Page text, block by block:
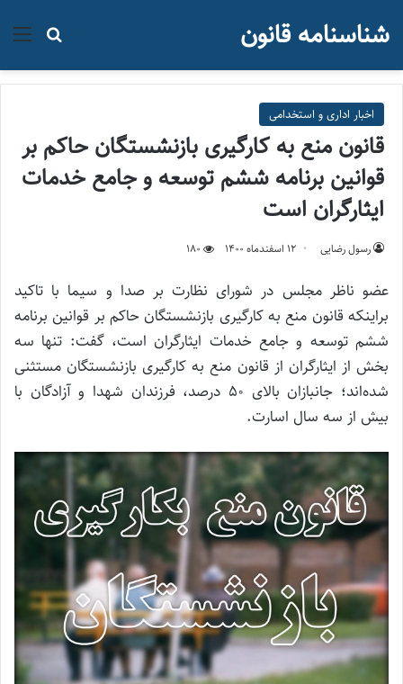
جستجو شناسنامه قانون
اخبار اداری و استخدامی
قانون منع به کارگیری بازنشستگان حاکم بر
قوانین برنامه ششم توسعه و جامع خدمات
ایثارگران است
رسول رضایی ۱۲ اسفند‌ماه ۱۴۰۰ 180
عضو ناظر مجلس در شورای نظارت بر صدا و سیما با تاکید
براینکه قانون منع به کارگیری بازنشستگان حاکم بر قوانین برنامه
ششم توسعه و جامع خدمات ایثارگران است، گفت: تنها سه
بخش از ایثارگران از قانون منع به کارگیری بازنشستگان مستثنی
شده‌اند؛ جانبازان بالای ۵۰ درصد، فرزندان شهدا و آزادگان با
بیش از سه سال اسارت.